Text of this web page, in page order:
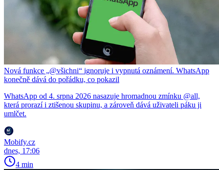
Nová funkce „@všichni“ ignoruje i vypnutá oznámení. WhatsApp
konečně dává do pořádku, co pokazil
WhatsApp od 4. srpna 2026 nasazuje hromadnou zmínku @all,
která prorazí i ztišenou skupinu, a zároveň dává uživateli páku ji
umlčet.
Mobify.cz
dnes, 17:06
4 min